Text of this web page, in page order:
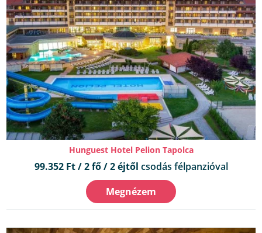
Hunguest Hotel Pelion Tapolca
99.352 Ft / 2 fő / 2 éjtől csodás félpanzióval
Megnézem